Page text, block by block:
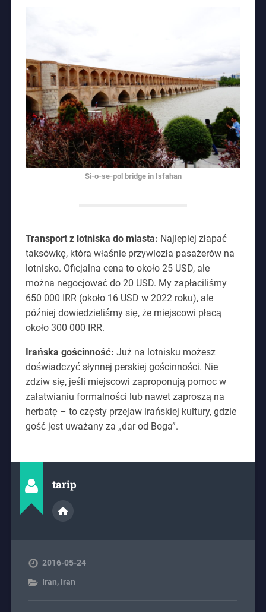
Si-o-se-pol bridge in Isfahan
Transport z lotniska do miasta: Najlepiej złapać
taksówkę, która właśnie przywiozła pasażerów na
lotnisko. Oficjalna cena to około 25 USD, ale
można negocjować do 20 USD. My zapłaciliśmy
650 000 IRR (około 16 USD w 2022 roku), ale
później dowiedzieliśmy się, że miejscowi płacą
około 300 000 IRR.
Irańska gościnność: Już na lotnisku możesz
doświadczyć słynnej perskiej gościnności. Nie
zdziw się, jeśli miejscowi zaproponują pomoc w
załatwianiu formalności lub nawet zaproszą na
herbatę – to częsty przejaw irańskiej kultury, gdzie
gość jest uważany za „dar od Boga”.
tarip
2016-05-24
Iran, Iran